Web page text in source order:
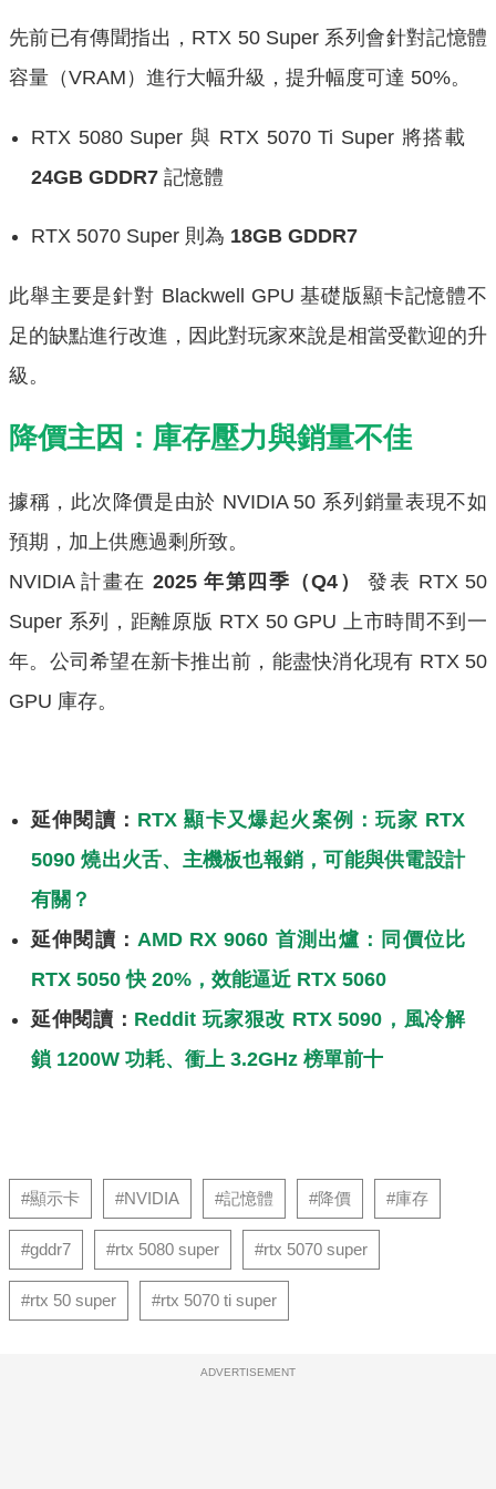
先前已有傳聞指出，RTX 50 Super 系列會針對記憶體
容量（VRAM）進行大幅升級，提升幅度可達 50%。
RTX 5080 Super 與 RTX 5070 Ti Super 將搭載
24GB GDDR7 記憶體
RTX 5070 Super 則為 18GB GDDR7
此舉主要是針對 Blackwell GPU 基礎版顯卡記憶體不
足的缺點進行改進，因此對玩家來說是相當受歡迎的升
級。
降價主因：庫存壓力與銷量不佳
據稱，此次降價是由於 NVIDIA 50 系列銷量表現不如
預期，加上供應過剩所致。
NVIDIA 計畫在 2025 年第四季（Q4）
發表 RTX 50
Super 系列，距離原版 RTX 50 GPU 上市時間不到一
年。公司希望在新卡推出前，能盡快消化現有 RTX 50
GPU 庫存。
延伸閱讀： RTX 顯卡又爆起火案例：玩家 RTX
5090 燒出火舌、主機板也報銷，可能與供電設計
有關？
延伸閱讀： AMD RX 9060 首測出爐：同價位比
RTX 5050 快 20%，效能逼近 RTX 5060
延伸閱讀： Reddit 玩家狠改 RTX 5090，風冷解
鎖 1200W 功耗、衝上 3.2GHz 榜單前十
#顯示卡 #NVIDIA #記憶體 #降價 #庫存
#gddr7 #rtx 5080 super #rtx 5070 super
#rtx 50 super #rtx 5070 ti super
ADVERTISEMENT